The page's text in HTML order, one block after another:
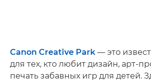
Canon Creative Park — это
для тех, кто любит дизайн, арт-
печать забавных игр для детей.